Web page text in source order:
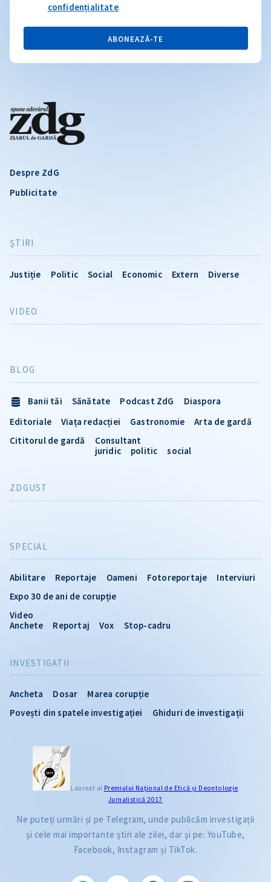
Despre ZdG
Publicitate
ŞTIRI
Justiție Politic Social Economic Extern Diverse
INVESTIGATII
Ancheta Dosar
Marea corupție
Povești din spatele investigației
Ghiduri de investigații
VIDEO
SPECIAL
Abilitare Reportaje Oameni Fotoreportaje
Interviuri
Expo 30 de ani de corupție
Video
Anchete
Reportaj Vox Stop-cadru
BLOG
Banii tăi Sănătate Podcast ZdG
Diaspora
Editoriale
Viața redacției Gastronomie
Arta de gardă
Cititorul de gardă
Consultant
juridic
politic social
ZDGUST
confidențialitate.
ABONEAZĂ-TE
Laureat al Premiului Naţional de Etică și Deontologie
Jurnalistică 2017
Ne puteți urmări și pe Telegram, unde publicăm investigații
și cele mai importante știri ale zilei, dar și pe: YouTube,
Facebook, Instagram și TikTok.